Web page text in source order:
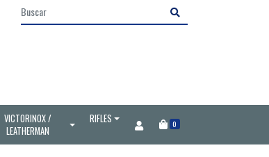
VICTORINOX /
LEATHERMAN
RIFLES 0